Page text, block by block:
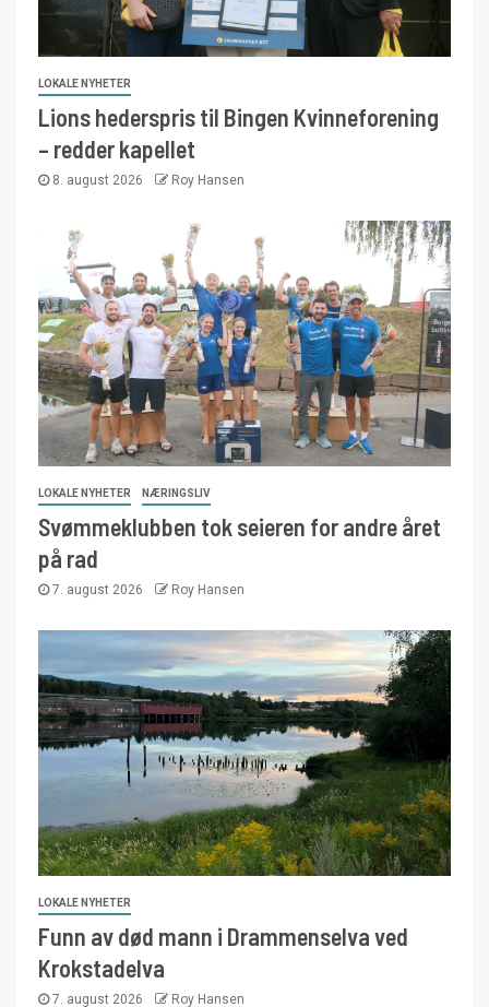
LOKALE NYHETER
Lions hederspris til Bingen Kvinneforening
– redder kapellet
8. august 2026 Roy Hansen
LOKALE NYHETER NÆRINGSLIV
Svømmeklubben tok seieren for andre året
på rad
7. august 2026 Roy Hansen
LOKALE NYHETER
Funn av død mann i Drammenselva ved
Krokstadelva
7. august 2026 Roy Hansen